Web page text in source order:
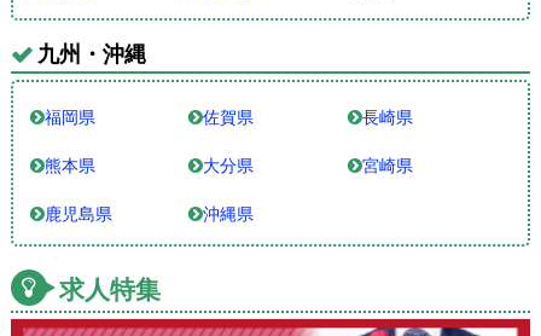
九州・沖縄
福岡県 佐賀県 長崎県
熊本県 大分県 宮崎県
鹿児島県 沖縄県
求人特集